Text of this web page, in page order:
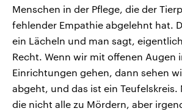
Menschen in der Pflege, die der
fehlender Empathie abgelehnt hat.
ein Lächeln und man sagt,
Recht. Wenn wir mit offenen Augen
Einrichtungen gehen, dann sehen
abgeht, und das ist ein
die nicht alle zu Mördern, aber